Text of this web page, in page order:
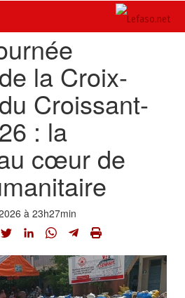
la Croix-
Croissant-
: la
cœur de
à 23h27min